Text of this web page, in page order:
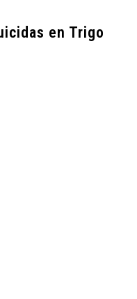
en Trigo